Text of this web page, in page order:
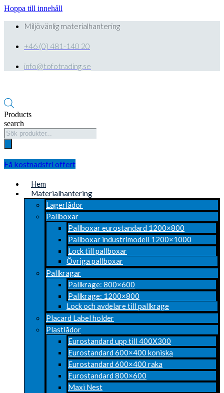
Hoppa till innehåll
Miljövänlig materialhantering
+46 (0) 481-140 20
info@tofotrading.se
Products
search
Få kostnadsfri offert
Hem
Materialhantering
Lagerlådor
Pallboxar
Pallboxar eurostandard 1200×800
Pallboxar industrimodell 1200×1000
Lock till pallboxar
Övriga pallboxar
Pallkragar
Pallkrage: 800×600
Pallkrage: 1200×800
Lock och avdelare till pallkrage
Placard Label holder
Plastlådor
Eurostandard upp till 400X300
Eurostandard 600×400 koniska
Eurostandard 600×400 raka
Eurostandard 800×600
Maxi Nest